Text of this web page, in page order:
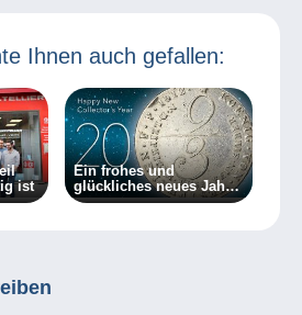
Ihnen auch gefallen:
ist
Ein frohes und
glückliches neues Jahr
2023!